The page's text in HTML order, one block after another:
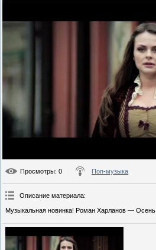
Просмотры: 0 Поп-музыка
Описание материала:
Музыкальная новинка! Роман Харланов — Осень